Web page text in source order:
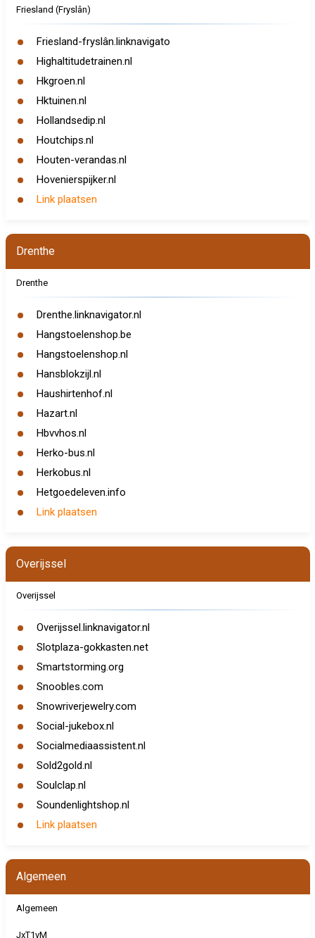
Friesland (Fryslân)
Friesland-fryslân.linknavigato
Highaltitudetrainen.nl
Hkgroen.nl
Hktuinen.nl
Hollandsedip.nl
Houtchips.nl
Houten-verandas.nl
Hovenierspijker.nl
Link plaatsen
Drenthe
Drenthe
Drenthe.linknavigator.nl
Hangstoelenshop.be
Hangstoelenshop.nl
Hansblokzijl.nl
Haushirtenhof.nl
Hazart.nl
Hbvvhos.nl
Herko-bus.nl
Herkobus.nl
Hetgoedeleven.info
Link plaatsen
Overijssel
Overijssel
Overijssel.linknavigator.nl
Slotplaza-gokkasten.net
Smartstorming.org
Snoobles.com
Snowriverjewelry.com
Social-jukebox.nl
Socialmediaassistent.nl
Sold2gold.nl
Soulclap.nl
Soundenlightshop.nl
Link plaatsen
Algemeen
Algemeen
JxT1vM